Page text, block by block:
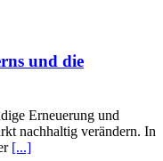
und die
Erneuerung und
nachhaltig verändern. In
[...]